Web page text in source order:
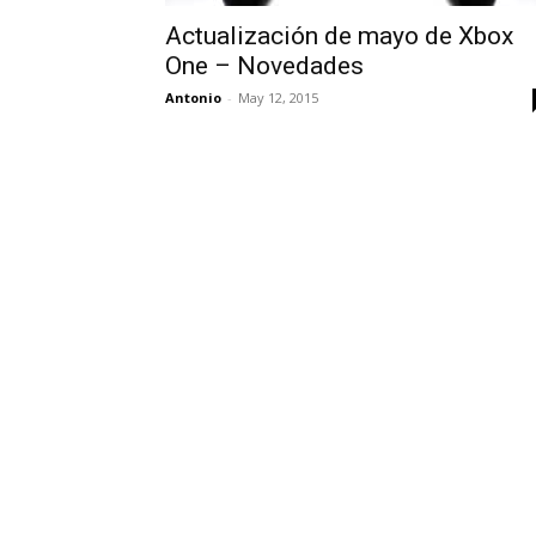
Actualización de mayo de Xbox
One – Novedades
Antonio - May 12, 2015